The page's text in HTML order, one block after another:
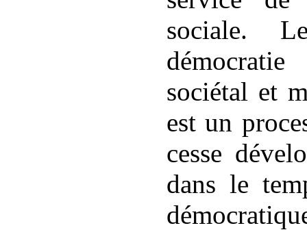
sociale.
sociétal et
est un
cesse
dans le